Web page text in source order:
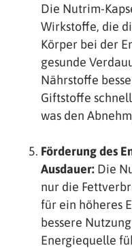
Die Nutrim-
Wirkstoffe, die
Körper bei der
gesunde
Nährstoffe
Giftstoffe
was den
Förderung des
Ausdauer: Die
nur die
für ein höheres
bessere
Energiequelle